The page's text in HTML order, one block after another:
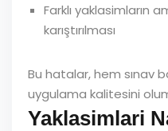
Farklı yaklasimların
karıştırılması
Bu hatalar, hem sınav
uygulama kalitesini
Yaklasimlari